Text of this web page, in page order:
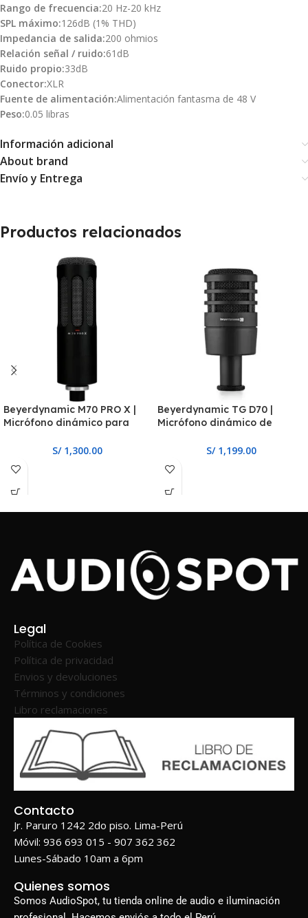
Rango de frecuencia:20 Hz-20 kHz
SPL máximo:126dB (1% THD)
Impedancia de salida:200 ohmios
Relación señal / ruido:61dB
Ruido propio:33dB
Conector:XLR
Fuente de alimentación:Alimentación fantasma de 48 V
Peso:0.05 libras
Información adicional
About brand
Envío y Entrega
Productos relacionados
Beyerdynamic M70 PRO X |
Micrófono dinámico para
S/1,300.00
Beyerdynamic TG D70 |
Micrófono dinámico de
S/1,199.00
Legal
Política de Cookies
Política de privacidad
Envios y devoluciones
Términos y condiciones
Libro reclamaciones
Contacto
Jr. Paruro 1242 2do piso. Lima-Perú
Móvil: 936 693 015 - 907 362 362
Lunes-Sábado 10am a 6pm
Quienes somos
Somos AudioSpot, tu tienda online de audio e iluminación